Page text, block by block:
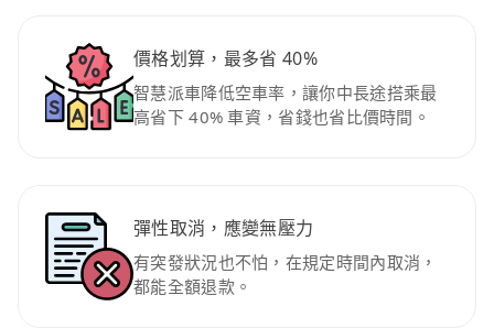
價格划算，最多省 40%
智慧派車降低空車率，讓你中長途搭乘最
高省下 40% 車資，省錢也省比價時間。
彈性取消，應變無壓力
有突發狀況也不怕，在規定時間內取消，
都能全額退款。